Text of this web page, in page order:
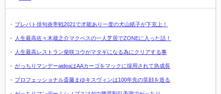
プレバト俳句炎帝戦2021で才能あり一度の犬山紙子が下克上！
人生最高佐々木蔵之介マクベスの一人芝居でZONEに入った話！
人生最高レストラン柴咲コウがマタギになる為にクリアする事
がっちりマンデーaideaはAAカーゴをマックに採用されて急成長
プロフェッショナル斎藤まゆキスヴィンは100年先の笑顔を造る